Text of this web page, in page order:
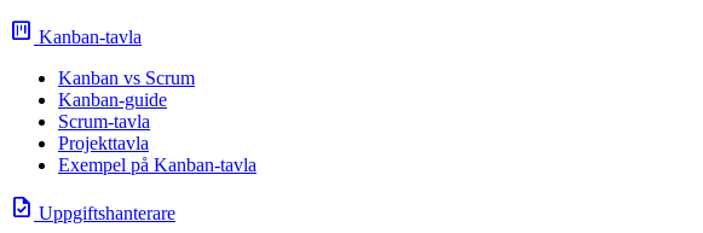
view_kanban Kanban-tavla
Kanban vs Scrum
Kanban-guide
Scrum-tavla
Projekttavla
Exempel på Kanban-tavla
task Uppgiftshanterare